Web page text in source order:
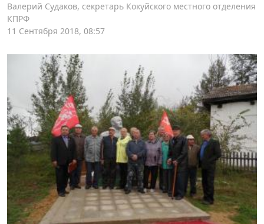
Валерий Судаков, секретарь Кокуйского местного отделения
КПРФ
11 Сентября 2018, 08:57